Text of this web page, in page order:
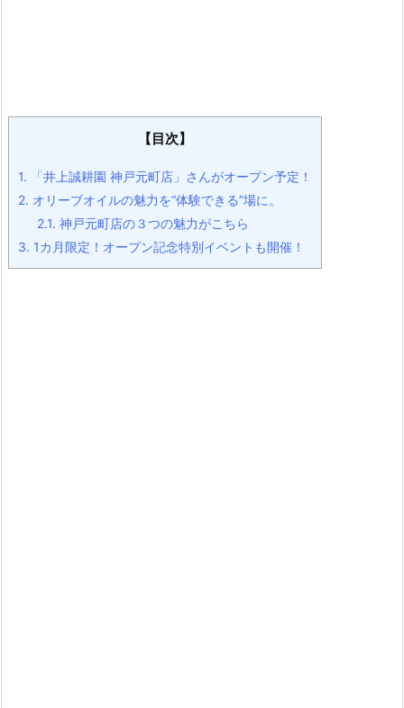
【目次】
1. 「井上誠耕園 神戸元町店」さんがオープン予定！
2. オリーブオイルの魅力を“体験できる”場に。
2.1. 神戸元町店の３つの魅力がこちら
3. 1カ月限定！オープン記念特別イベントも開催！